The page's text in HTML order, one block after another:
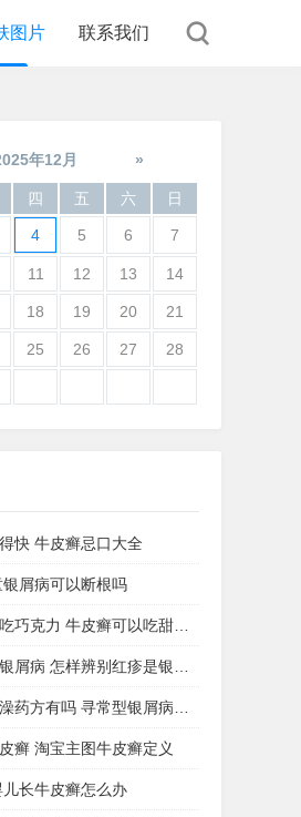
图片 联系我们
年12月 »
四 五 六 日
4 5 6 7
11 12 13 14
18 19 20 21
25 26 27 28
快 牛皮癣忌口大全
屑病可以断根吗
克力 牛皮癣可以吃甜品吗
怎样辨别红疹是银屑病还是湿疹
有吗 寻常型银屑病用什么药洗
癣 淘宝主图牛皮癣定义
长牛皮癣怎么办